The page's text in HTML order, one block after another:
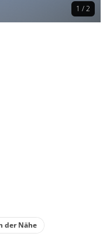
1 / 2
der Nähe